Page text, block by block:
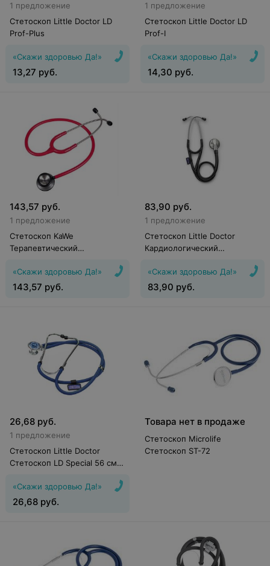
1 предложение
Стетоскоп Little Doctor LD
Prof-Plus
«Скажи здоровью Да!»
13,27 руб.
1 предложение
Стетоскоп Little Doctor LD
Prof-I
«Скажи здоровью Да!»
14,30 руб.
143,57 руб.
1 предложение
Стетоскоп KaWe
Терапевтический
Prestige, красный
«Скажи здоровью Да!»
143,57 руб.
83,90 руб.
1 предложение
Стетоскоп Little Doctor
Кардиологический
«Скажи здоровью Да!»
83,90 руб.
26,68 руб.
1 предложение
Стетоскоп Little Doctor
Стетоскоп LD Special 56 см,
«Скажи здоровью Да!»
26,68 руб.
Товара нет в продаже
Стетоскоп Microlife
Стетоскоп ST-72